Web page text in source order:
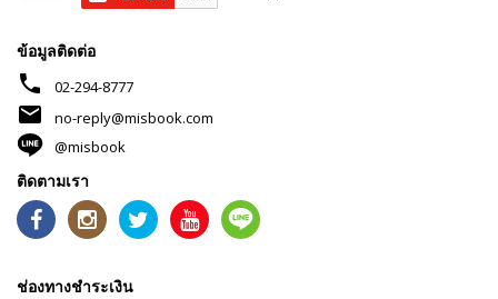
ข้อมูลติดต่อ
phone 02-294-8777
mail
no-reply@misbook.com
@misbook
ติดตามเรา
ช่องทางชำระเงิน